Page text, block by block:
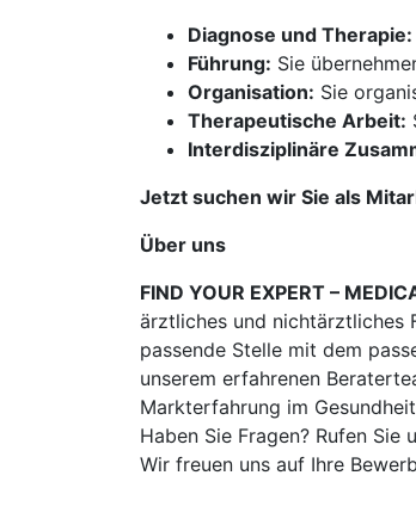
Diagnose und Therapie:
Führung: Sie
Organisation: Sie
Therapeutische Arbeit:
Interdisziplinäre
Jetzt suchen wir Sie als
Über uns
FIND YOUR EXPERT –
ärztliches und nichtärztliches
passende Stelle mit dem
unserem erfahrenen
Markterfahrung im
Haben Sie Fragen? Rufen Sie
Wir freuen uns auf Ihre